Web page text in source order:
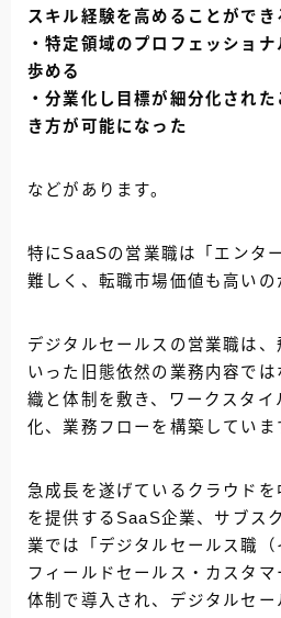
スキル経験を高めることができ
・特定領域のプロフェッショ
歩める
・分業化し目標が細分化され
き方が可能になった
などがあります。
特にSaaSの営業職は「エンタ
難しく、転職市場価値も高いの
デジタルセールスの営業職は
いった旧態依然の業務内容で
織と体制を敷き、ワークスタ
化、業務フローを構築していま
急成長を遂げているクラウド
を提供するSaaS企業、サブス
業では「デジタルセールス職（
フィールドセールス・カスタ
体制で導入され、デジタルセ